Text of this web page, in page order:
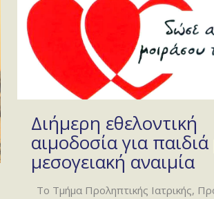
Διήμερη εθελοντική
αιμοδοσία για παιδιά
μεσογειακή αναιμία
Το Τμήμα Προληπτικής Ιατρικής,